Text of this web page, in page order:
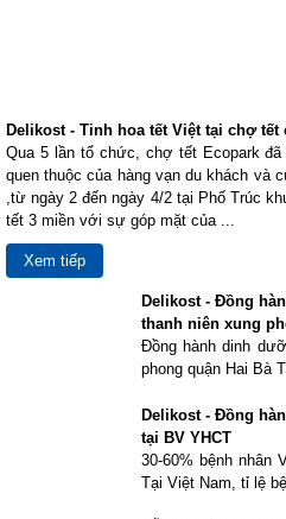
Delikost - Tinh hoa tết Việt tại chợ tết
Qua 5 lần tổ chức, chợ tết Ecopark
quen thuộc của hàng vạn du khách
,từ ngày 2 đến ngày 4/2 tại Phố Trúc
tết 3 miền với sự góp mặt của ...
Xem tiếp
Delikost - Đồng
thanh niên xung
Đồng hành dinh
phong quận Hai Bà
Delikost - Đồng
tại BV YHCT
30-60% bệnh nhân
Tại Việt Nam, tỉ lệ